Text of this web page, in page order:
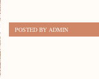
POSTED BY ADMIN